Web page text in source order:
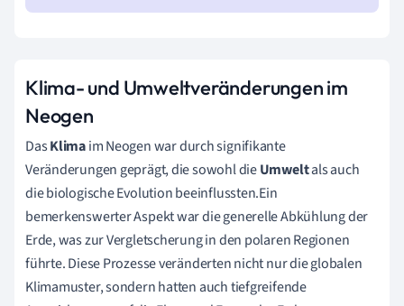
Klima- und Umweltveränderungen im
Neogen
DasKlimaim Neogen war durch signifikante
Veränderungen geprägt, die sowohl dieUmweltals auch
die biologische Evolution beeinflussten.Ein
bemerkenswerter Aspekt war die generelle Abkühlung der
Erde, was zur Vergletscherung in den polaren Regionen
führte. Diese Prozesse veränderten nicht nur die globalen
Klimamuster, sondern hatten auch tiefgreifende